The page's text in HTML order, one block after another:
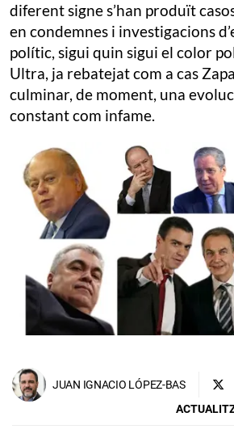
diferent signe s’han produït
en condemnes i investigacions
polític, sigui quin sigui el color
Ultra, ja rebatejat com a cas
culminar, de moment, una
constant com infame.
JUAN IGNACIO LÓPEZ-BAS